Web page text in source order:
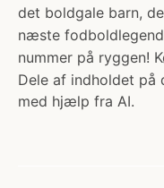
det boldgale barn,
næste
nummer på ryggen!
Dele af indholdet på
med hjælp fra AI.